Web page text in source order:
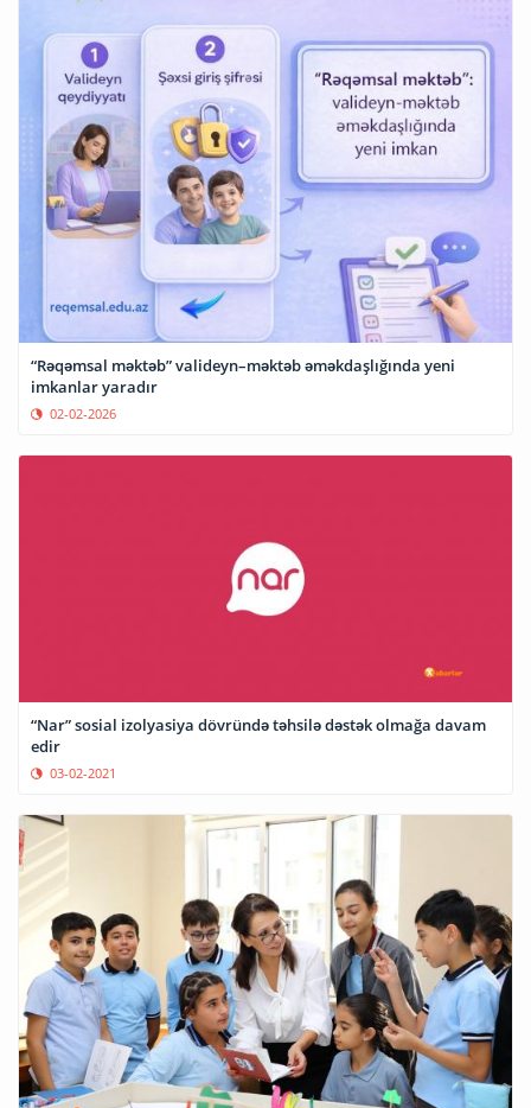
“Rəqəmsal məktəb” valideyn–məktəb əməkdaşlığında yeni
imkanlar yaradır
02-02-2026
“Nar” sosial izolyasiya dövründə təhsilə dəstək olmağa davam
edir
03-02-2021